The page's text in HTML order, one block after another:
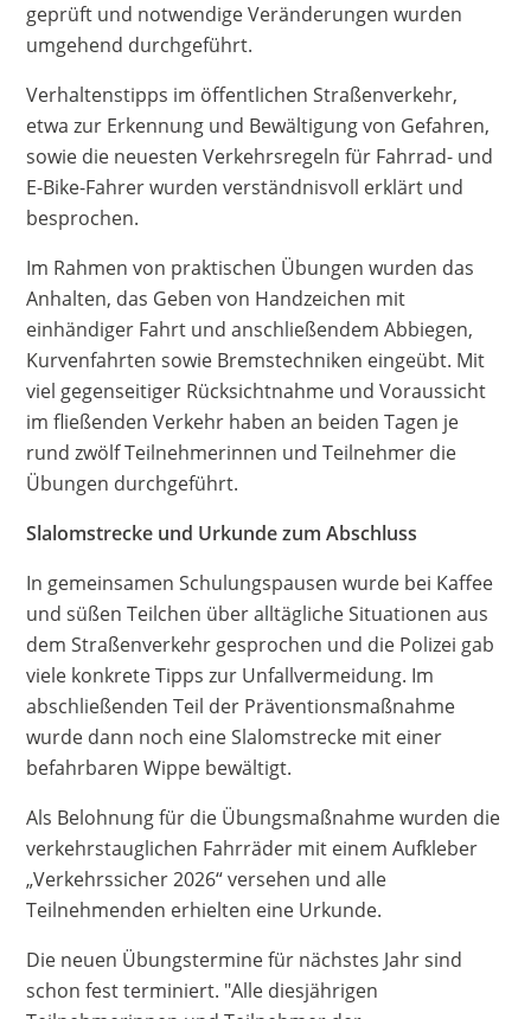
geprüft und notwendige Veränderungen wurden
umgehend durchgeführt.
Verhaltenstipps im öffentlichen Straßenverkehr,
etwa zur Erkennung und Bewältigung von Gefahren,
sowie die neuesten Verkehrsregeln für Fahrrad- und
E-Bike-Fahrer wurden verständnisvoll erklärt und
besprochen.
Im Rahmen von praktischen Übungen wurden das
Anhalten, das Geben von Handzeichen mit
einhändiger Fahrt und anschließendem Abbiegen,
Kurvenfahrten sowie Bremstechniken eingeübt. Mit
viel gegenseitiger Rücksichtnahme und Voraussicht
im fließenden Verkehr haben an beiden Tagen je
rund zwölf Teilnehmerinnen und Teilnehmer die
Übungen durchgeführt.
Slalomstrecke und Urkunde zum Abschluss
In gemeinsamen Schulungspausen wurde bei Kaffee
und süßen Teilchen über alltägliche Situationen aus
dem Straßenverkehr gesprochen und die Polizei gab
viele konkrete Tipps zur Unfallvermeidung. Im
abschließenden Teil der Präventionsmaßnahme
wurde dann noch eine Slalomstrecke mit einer
befahrbaren Wippe bewältigt.
Als Belohnung für die Übungsmaßnahme wurden die
verkehrstauglichen Fahrräder mit einem Aufkleber
„Verkehrssicher 2026“ versehen und alle
Teilnehmenden erhielten eine Urkunde.
Die neuen Übungstermine für nächstes Jahr sind
schon fest terminiert. "Alle diesjährigen